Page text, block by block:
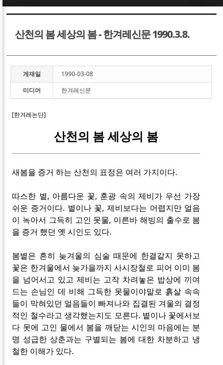
산천의 봄 세상의 봄 - 한겨레신문 1990.3.8.
게재일
1990-03-08
미디어
한겨레신문
[한겨레논단]
산천의 봄 세상의 봄
새봄을 증거 하는 산천의 표정은 여러 가지이다.
따스한 볕, 아름다운 꽃, 훈광 속의 제비가 우선 가장
쉬운 증거이다. 볕이나 꽃, 제비보다는 어렵지만 얼음
이 녹아서 그득히 고인 못물, 이른바 해빙의 출수로 봄
을 증거 했던 옛 시인도 있다.
봄볕은 흔히 늦겨울의 심술 때문에 한결같지 못하고
꽃은 한겨울에서 늦가을까지 사시장철로 피어 이미 봄
을 넘어서고 있고 제비는 고작 차려놓은 밥상에 끼여
드는 손님인 데 비해 그득한 못물이야말로 흙살 속속
들이 막혀있던 얼음들이 빠져나와 집결된 겨울의 결정
적인 철수라고 생각했는지도 모른다. 볕이나 꽃에서보
다 못에 고인 물에서 봄을 깨닫는 시인의 마음에는 분
명 성급한 상춘과는 구별되는 봄에 대한 차분하고 냉
철한 이해가 있다.
Sketchbook5, 스케치북5
Sketchbook5, 스케치북5
Sketchbook5, 스케치북5
Sketchbook5, 스케치북5